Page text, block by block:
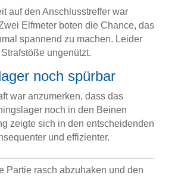
auf den Anschlusstreffer war
Elfmeter boten die Chance, das
spannend zu machen. Leider
ungenützt.
noch spürbar
war anzumerken, dass das
noch in den Beinen
zeigte sich in den entscheidenden
und effizienter.
Partie rasch abzuhaken und den